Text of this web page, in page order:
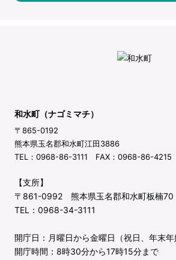
和水町（ナゴミマチ）
〒865-0192
熊本県玉名郡和水町江田3886
TEL：0968-86-3111 FAX：0968-86-4215
【支所】
〒861-0992 熊本県玉名郡和水町板楠70
TEL：0968-34-3111
開庁日：月曜日から金曜日（祝日、年末年
開庁時間：8時30分から17時15分まで